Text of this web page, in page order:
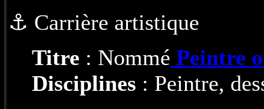
⚓ Carrière artistique
Titre : Nommé Peintre
Disciplines : Peintre,